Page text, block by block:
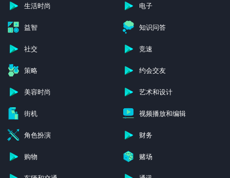
生活时尚 电子
益智 知识问答
社交 竞速
策略 约会交友
美容时尚 艺术和设计
街机 视频播放和编辑
角色扮演 财务
购物 赌场